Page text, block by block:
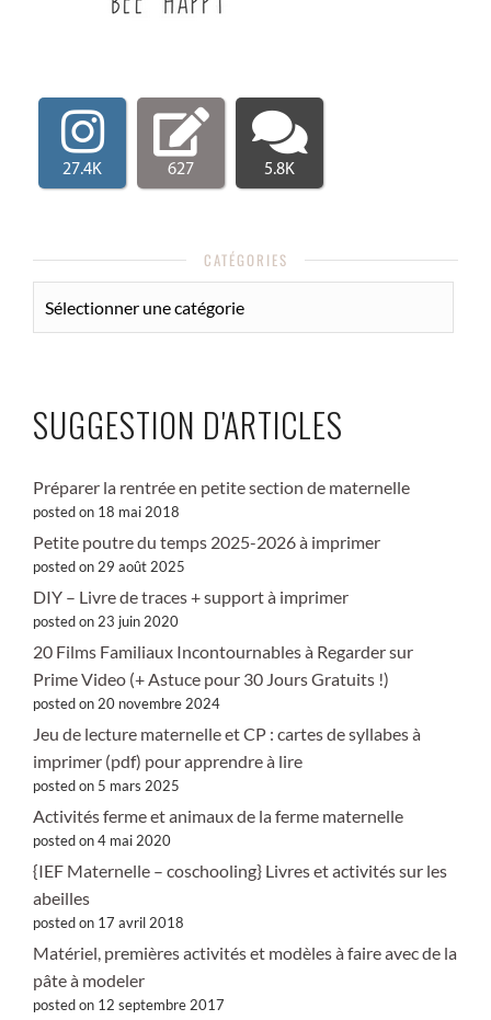
27.4K 627 5.8K
CATÉGORIES
CATÉGORIES
SUGGESTION D'ARTICLES
Préparer la rentrée en petite section de maternelle
posted on 18 mai 2018
Petite poutre du temps 2025-2026 à imprimer
posted on 29 août 2025
DIY – Livre de traces + support à imprimer
posted on 23 juin 2020
20 Films Familiaux Incontournables à Regarder sur
Prime Video (+ Astuce pour 30 Jours Gratuits !)
posted on 20 novembre 2024
Jeu de lecture maternelle et CP : cartes de syllabes à
imprimer (pdf) pour apprendre à lire
posted on 5 mars 2025
Activités ferme et animaux de la ferme maternelle
posted on 4 mai 2020
{IEF Maternelle – coschooling} Livres et activités sur les
abeilles
posted on 17 avril 2018
Matériel, premières activités et modèles à faire avec de la
pâte à modeler
posted on 12 septembre 2017